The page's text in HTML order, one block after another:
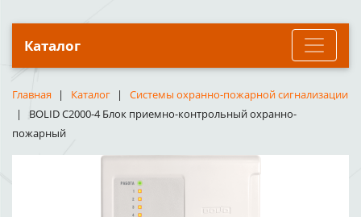
Каталог
Главная Каталог
Системы охранно-пожарной сигнализации
BOLID С2000-4 Блок приемно-контрольный охранно-
пожарный